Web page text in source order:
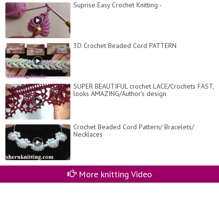
Suprise Easy Crochet Knitting -
3D Crochet Beaded Cord PATTERN
SUPER BEAUTIFUL crochet LACE/Crochets FAST,
looks AMAZING/Author's design
Crochet Beaded Cord Pattern/ Bracelets/
Necklaces
More knitting Video